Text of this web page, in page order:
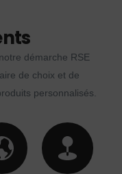
démarche RSE
de choix et de
personnalisés.